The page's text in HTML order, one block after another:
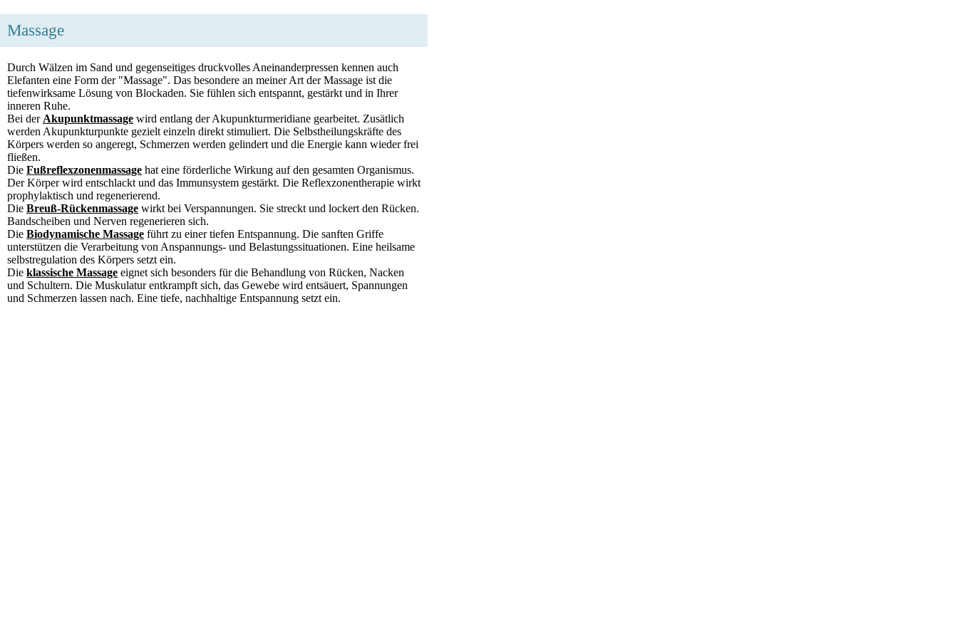
Massage
Durch Wälzen im Sand und gegenseitiges druckvolles Aneinanderpressen kennen auch
Elefanten eine Form der "Massage". Das besondere an meiner Art der Massage ist die
tiefenwirksame Lösung von Blockaden. Sie fühlen sich entspannt, gestärkt und in Ihrer
inneren Ruhe.
Bei der Akupunktmassage wird entlang der Akupunkturmeridiane gearbeitet. Zusätlich
werden Akupunkturpunkte gezielt einzeln direkt stimuliert. Die Selbstheilungskräfte des
Körpers werden so angeregt, Schmerzen werden gelindert und die Energie kann wieder frei
fließen.
Die Fußreflexzonenmassage hat eine förderliche Wirkung auf den gesamten Organismus.
Der Körper wird entschlackt und das Immunsystem gestärkt. Die Reflexzonentherapie wirkt
prophylaktisch und regenerierend.
Die Breuß-Rückenmassage wirkt bei Verspannungen. Sie streckt und lockert den Rücken.
Bandscheiben und Nerven regenerieren sich.
Die Biodynamische Massage führt zu einer tiefen Entspannung. Die sanften Griffe
unterstützen die Verarbeitung von Anspannungs- und Belastungssituationen. Eine heilsame
selbstregulation des Körpers setzt ein.
Die klassische Massage eignet sich besonders für die Behandlung von Rücken, Nacken
und Schultern. Die Muskulatur entkrampft sich, das Gewebe wird entsäuert, Spannungen
und Schmerzen lassen nach. Eine tiefe, nachhaltige Entspannung setzt ein.